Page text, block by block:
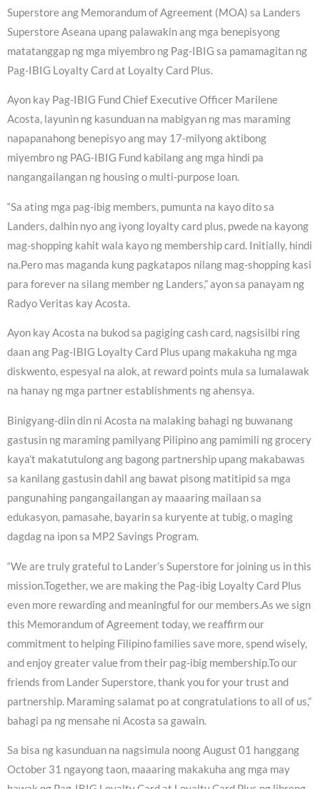
Superstore ang Memorandum of Agreement (MOA) sa Landers
Superstore Aseana upang palawakin ang mga benepisyong
matatanggap ng mga miyembro ng Pag-IBIG sa pamamagitan ng
Pag-IBIG Loyalty Card at Loyalty Card Plus.
Ayon kay Pag-IBIG Fund Chief Executive Officer Marilene
Acosta, layunin ng kasunduan na mabigyan ng mas maraming
napapanahong benepisyo ang may 17-milyong aktibong
miyembro ng PAG-IBIG Fund kabilang ang mga hindi pa
nangangailangan ng housing o multi-purpose loan.
“Sa ating mga pag-ibig members, pumunta na kayo dito sa
Landers, dalhin nyo ang iyong loyalty card plus, pwede na kayong
mag-shopping kahit wala kayo ng membership card. Initially, hindi
na.Pero mas maganda kung pagkatapos nilang mag-shopping kasi
para forever na silang member ng Landers,” ayon sa panayam ng
Radyo Veritas kay Acosta.
Ayon kay Acosta na bukod sa pagiging cash card, nagsisilbi ring
daan ang Pag-IBIG Loyalty Card Plus upang makakuha ng mga
diskwento, espesyal na alok, at reward points mula sa lumalawak
na hanay ng mga partner establishments ng ahensya.
Binigyang-diin din ni Acosta na malaking bahagi ng buwanang
gastusin ng maraming pamilyang Pilipino ang pamimili ng grocery
kaya’t makatutulong ang bagong partnership upang makabawas
sa kanilang gastusin dahil ang bawat pisong matitipid sa mga
pangunahing pangangailangan ay maaaring mailaan sa
edukasyon, pamasahe, bayarin sa kuryente at tubig, o maging
dagdag na ipon sa MP2 Savings Program.
“We are truly grateful to Lander’s Superstore for joining us in this
mission.Together, we are making the Pag-ibig Loyalty Card Plus
even more rewarding and meaningful for our members.As we sign
this Memorandum of Agreement today, we reaffirm our
commitment to helping Filipino families save more, spend wisely,
and enjoy greater value from their pag-ibig membership.To our
friends from Lander Superstore, thank you for your trust and
partnership. Maraming salamat po at congratulations to all of us,”
bahagi pa ng mensahe ni Acosta sa gawain.
Sa bisa ng kasunduan na nagsimula noong August 01 hanggang
October 31 ngayong taon, maaaring makakuha ang mga may